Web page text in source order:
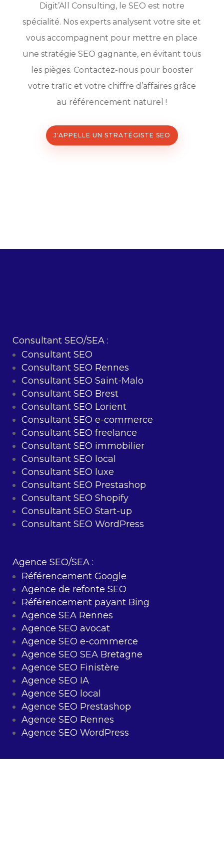
Digit’All Consulting, le SEO est notre
spécialité. Nos experts analysent votre site et
vous accompagnent pour mettre en place
une stratégie SEO gagnante, en évitant tous
les pièges. Contactez-nous pour booster
votre trafic et votre chiffre d’affaires grâce
au référencement naturel !
J'APPELLE UN STRATÉGISTE SEO
Agence SEO/SEA :
Référencement Google
Agence de refonte SEO
Référencement payant Bing
Agence SEA Rennes
Agence SEO avocat
Agence SEO e-commerce
Agence SEO SEA Bretagne
Agence SEO Finistère
Agence SEO IA
Agence SEO local
Agence SEO Prestashop
Agence SEO Rennes
Agence SEO WordPress
Consultant SEO/SEA :
Consultant SEO
Consultant SEO Rennes
Consultant SEO Saint-Malo
Consultant SEO Brest
Consultant SEO Lorient
Consultant SEO e-commerce
Consultant SEO freelance
Consultant SEO immobilier
Consultant SEO local
Consultant SEO luxe
Consultant SEO Prestashop
Consultant SEO Shopify
Consultant SEO Start-up
Consultant SEO WordPress